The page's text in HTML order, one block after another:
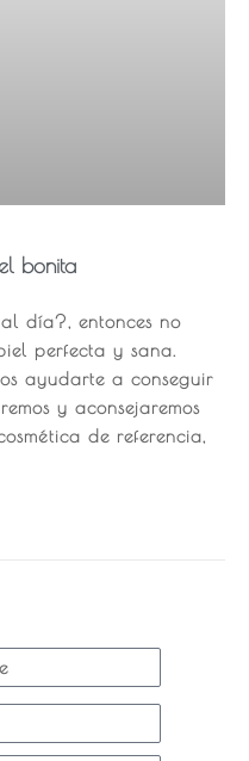
bonita
día?, entonces no
perfecta y sana.
ayudarte a conseguir
y aconsejaremos
de referencia,